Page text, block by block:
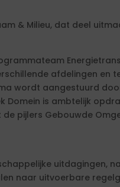
& Milieu, dat deel
afdelingen en
wordt aangestuurd
Domein is ambtelijk
pijlers Gebouwde
uitdagingen,
naar uitvoerbare